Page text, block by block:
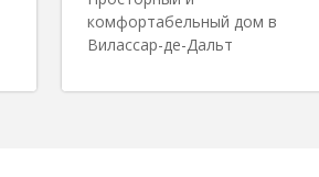
комфортабельный дом в
Вилассар-де-Дальт